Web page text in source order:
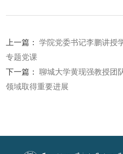
上一篇： 学院党委书记李鹏讲授
专题党课
下一篇： 聊城大学黄现强教授团
领域取得重要进展